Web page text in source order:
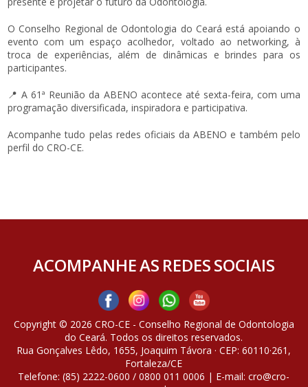
O Conselho Regional de Odontologia do Ceará está apoiando o
evento com um espaço acolhedor, voltado ao networking, à
troca de experiências, além de dinâmicas e brindes para os
participantes.
📍 A 61ª Reunião da ABENO acontece até sexta-feira, com uma
programação diversificada, inspiradora e participativa.
Acompanhe tudo pelas redes oficiais da ABENO e também pelo
perfil do CRO-CE.
ACOMPANHE AS REDES SOCIAIS
Copyright © 2026 CRO-CE - Conselho Regional de Odontologia
do Ceará. Todos os direitos reservados.
Rua Gonçalves Lêdo, 1655, Joaquim Távora · CEP: 60110·261,
Fortaleza/CE
Telefone: (85) 2222-0600 / 0800 011 0006 | E-mail: cro@cro-